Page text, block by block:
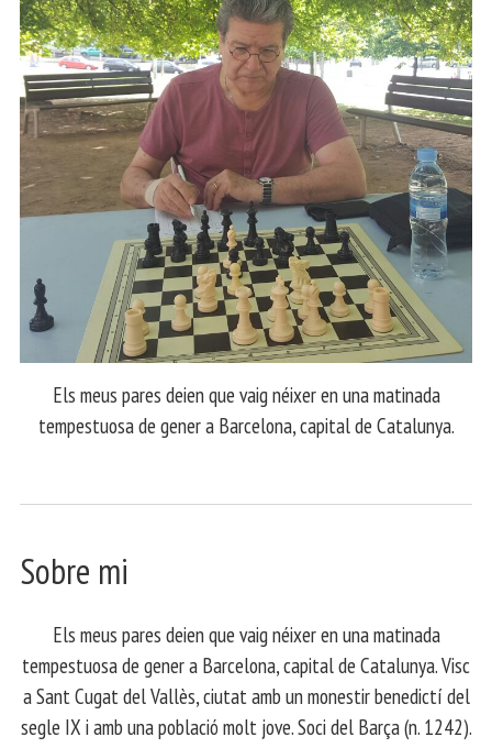
Els meus pares deien que vaig néixer en una matinada
tempestuosa de gener a Barcelona, capital de Catalunya.
Sobre mi
Els meus pares deien que vaig néixer en una matinada
tempestuosa de gener a Barcelona, capital de Catalunya. Visc
a Sant Cugat del Vallès, ciutat amb un monestir benedictí del
segle IX i amb una població molt jove. Soci del Barça (n. 1242).